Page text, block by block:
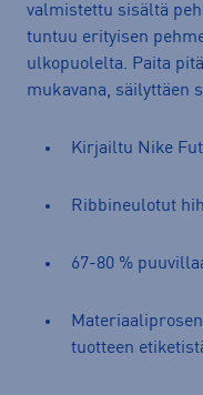
valmistettu sisältä
tuntuu erityisen
ulkopuolelta. Paita
mukavana, säilyttäen
Kirjailtu Nike
Ribbineulotut
67-80 %
tuotteen